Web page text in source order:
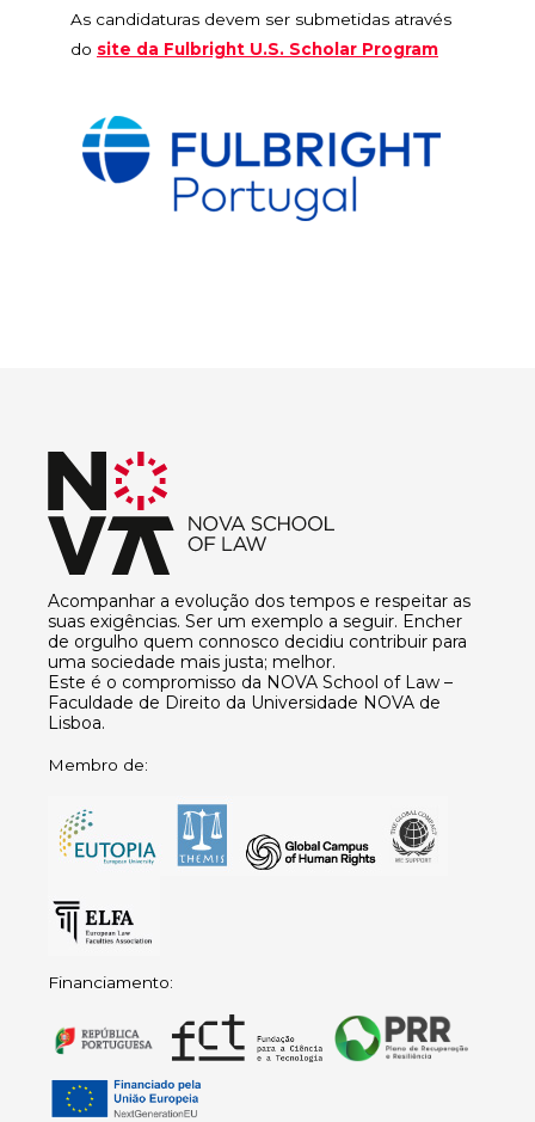
As candidaturas devem ser submetidas através
do site da Fulbright U.S. Scholar Program
Acompanhar a evolução dos tempos e respeitar as
suas exigências. Ser um exemplo a seguir. Encher
de orgulho quem connosco decidiu contribuir para
uma sociedade mais justa; melhor.
Este é o compromisso da NOVA School of Law –
Faculdade de Direito da Universidade NOVA de
Lisboa.
Membro de:
Financiamento: